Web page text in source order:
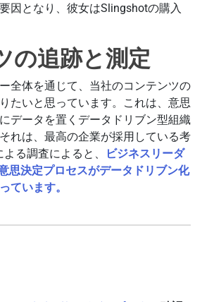
因となり、彼女はSlingshotの購入
の追跡と測定
全体を通じて、当社のコンテンツの
たいと思っています。これは、意思
データを置くデータドリブン型組織
れは、最高の企業が採用している考
る調査によると、
ビジネスリーダ
思決定プロセスがデータドリブン化
ています。